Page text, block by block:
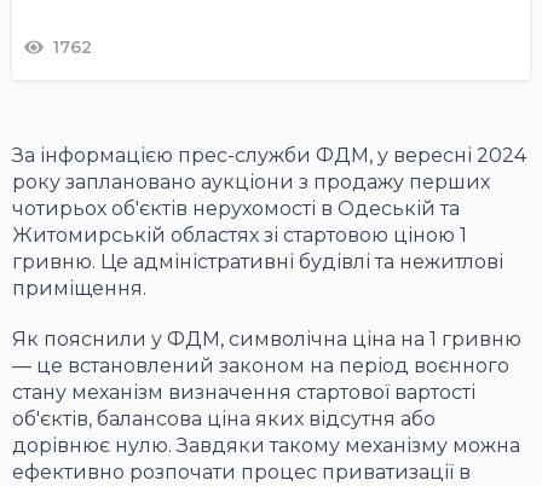
1762
За інформацією прес-служби ФДМ, у вересні 2024
року заплановано аукціони з продажу перших
чотирьох об'єктів нерухомості в Одеській та
Житомирській областях зі стартовою ціною 1
гривню. Це адміністративні будівлі та нежитлові
приміщення.
Як пояснили у ФДМ, символічна ціна на 1 гривню
— це встановлений законом на період воєнного
стану механізм визначення стартової вартості
об'єктів, балансова ціна яких відсутня або
дорівнює нулю. Завдяки такому механізму можна
ефективно розпочати процес приватизації в